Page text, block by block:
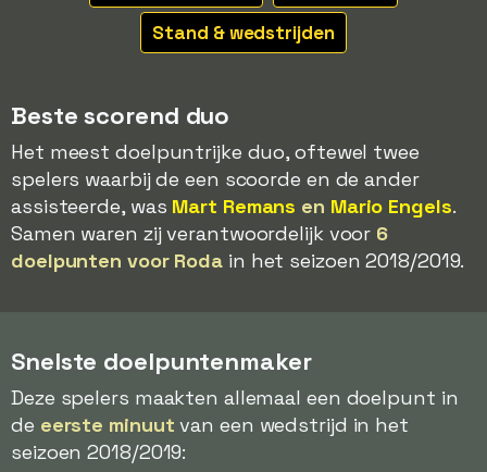
Stand & wedstrijden
Beste scorend duo
Het meest doelpuntrijke duo, oftewel twee
spelers waarbij de een scoorde en de ander
assisteerde, was Mart Remans en Mario Engels.
Samen waren zij verantwoordelijk voor 6
doelpunten voor Roda in het seizoen 2018/2019.
Snelste doelpuntenmaker
Deze spelers maakten allemaal een doelpunt in
de eerste minuut van een wedstrijd in het
seizoen 2018/2019: